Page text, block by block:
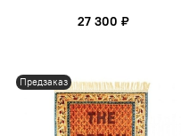
27 300 ₽
Предзаказ